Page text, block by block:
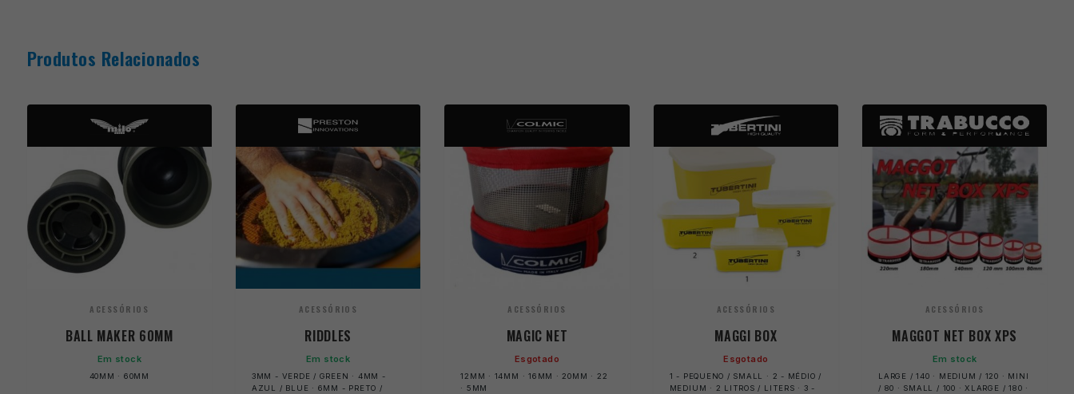
Produtos Relacionados
ACESSÓRIOS
BALL MAKER 60MM
Em stock
40MM · 60MM
ACESSÓRIOS
RIDDLES
Em stock
3MM - VERDE / GREEN · 4MM -
AZUL / BLUE · 6MM - PRETO /
ACESSÓRIOS
MAGIC NET
Esgotado
12MM · 14MM · 16MM · 20MM · 22
· 5MM
ACESSÓRIOS
MAGGI BOX
Esgotado
1 - PEQUENO / SMALL · 2 - MÉDIO /
MEDIUM · 2 LITROS / LITERS · 3 -
ACESSÓRIOS
MAGGOT NET BOX XPS
Em stock
LARGE / 140 · MEDIUM / 120 · MINI
/ 80 · SMALL / 100 · XLARGE / 180 ·